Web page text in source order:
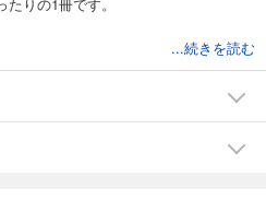
りの1冊です。
...続きを読む